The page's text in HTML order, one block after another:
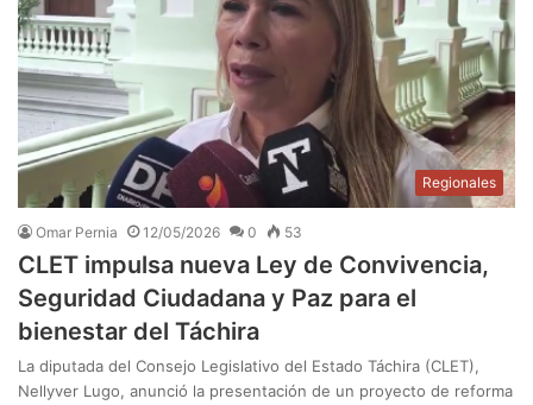
Regionales
Omar Pernia 12/05/2026 0 53
CLET impulsa nueva Ley de Convivencia,
Seguridad Ciudadana y Paz para el
bienestar del Táchira
La diputada del Consejo Legislativo del Estado Táchira (CLET),
Nellyver Lugo, anunció la presentación de un proyecto de reforma